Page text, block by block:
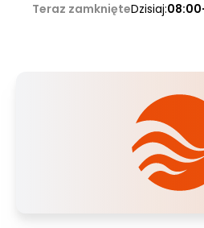
Teraz zamknięteDzisiaj: